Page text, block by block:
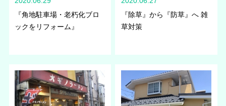
『角地駐車場・老朽化ブロ
ックをリフォーム』
『除草』から『防草』へ 雑
草対策